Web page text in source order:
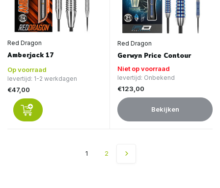
Red Dragon
Amberjack 17
Op voorraad
levertijd: 1-2 werkdagen
€47,00
Red Dragon
Gerwyn Price Contour
Niet op voorraad
levertijd: Onbekend
€123,00
Bekijken
1 2